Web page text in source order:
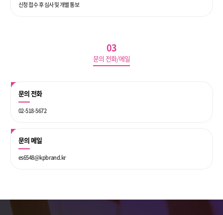
신청 접수 후 심사 및 개별 통보
03
문의 전화/메일
문의 전화
02-518-5672
문의 메일
es6548@kpbrand.kr